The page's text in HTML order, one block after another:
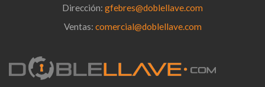
Dirección: gfebres@doblellave.com
Ventas: comercial@doblellave.com